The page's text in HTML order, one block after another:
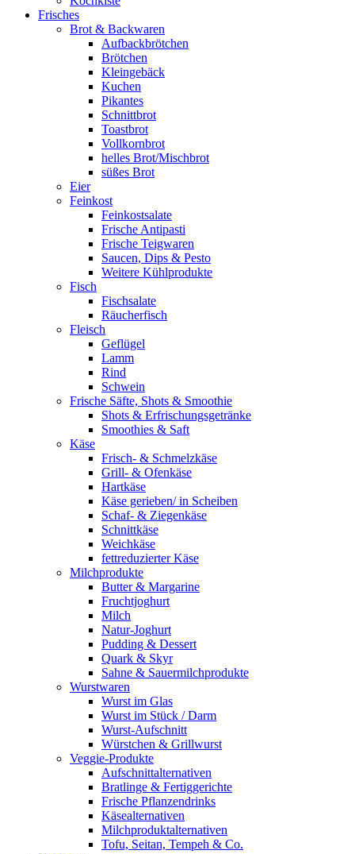
Frisches
Brot & Backwaren
Aufbackbrötchen
Brötchen
Kleingebäck
Kuchen
Pikantes
Schnittbrot
Toastbrot
Vollkornbrot
helles Brot/Mischbrot
süßes Brot
Eier
Feinkost
Feinkostsalate
Frische Antipasti
Frische Teigwaren
Saucen, Dips & Pesto
Weitere Kühlprodukte
Fisch
Fischsalate
Räucherfisch
Fleisch
Geflügel
Lamm
Rind
Schwein
Frische Säfte, Shots & Smoothie
Shots & Erfrischungsgetränke
Smoothies & Saft
Käse
Frisch- & Schmelzkäse
Grill- & Ofenkäse
Hartkäse
Käse gerieben/ in Scheiben
Schaf- & Ziegenkäse
Schnittkäse
Weichkäse
fettreduzierter Käse
Milchprodukte
Butter & Margarine
Fruchtjoghurt
Milch
Natur-Joghurt
Pudding & Dessert
Quark & Skyr
Sahne & Sauermilchprodukte
Wurstwaren
Wurst im Glas
Wurst im Stück / Darm
Wurst-Aufschnitt
Würstchen & Grillwurst
Veggie-Produkte
Aufschnittalternativen
Bratlinge & Fertiggerichte
Frische Pflanzendrinks
Käsealternativen
Milchproduktalternativen
Tofu, Seitan, Tempeh & Co.